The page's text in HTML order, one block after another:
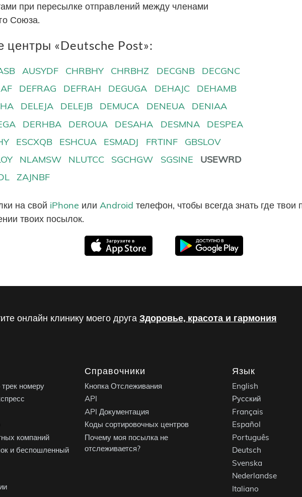
при пересылке отправлений между членами
Союза.
центры «Deutsche Post»:
AUSYDF CHRBHY CHRBHZ DECGNB
DECGNC
DEFRAG DEFRAH DEGUGA DEHAJC
DEHAMB
DELEJA DELEJB DEMUCA DENEUA
DENIAA
DERHBA DEROUA DESAHA DESMNA
DESPEA
ESCXQB ESHCUA ESMADJ FRTINF
GBSLOV
NLAMSW NLUTCC SGCHGW SGSINE
USEWRD
ZAJNBF
на свой iPhone или Android телефон, чтобы всегда знать где
твоих посылок.
онлайн клинику моего друга Здоровье, красота и гармония
номеру
компаний
и беспошленный
Справочники
Кнопка Отслеживания
API
API Документация
Коды сортировочных центров
Почему моя посылка не
отслеживается?
Язык
English
Русский
Français
Español
Português
Deutsch
Svenska
Nederlandse
Italiano